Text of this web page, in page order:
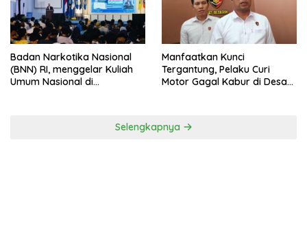
Badan Narkotika Nasional
(BNN) RI, menggelar Kuliah
Umum Nasional di
Manfaatkan Kunci
Tergantung, Pelaku Curi
Motor Gagal Kabur di Desa
Selengkapnya